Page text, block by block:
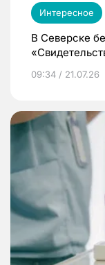
Интересное
В Северске
09:34 / 21.07.26